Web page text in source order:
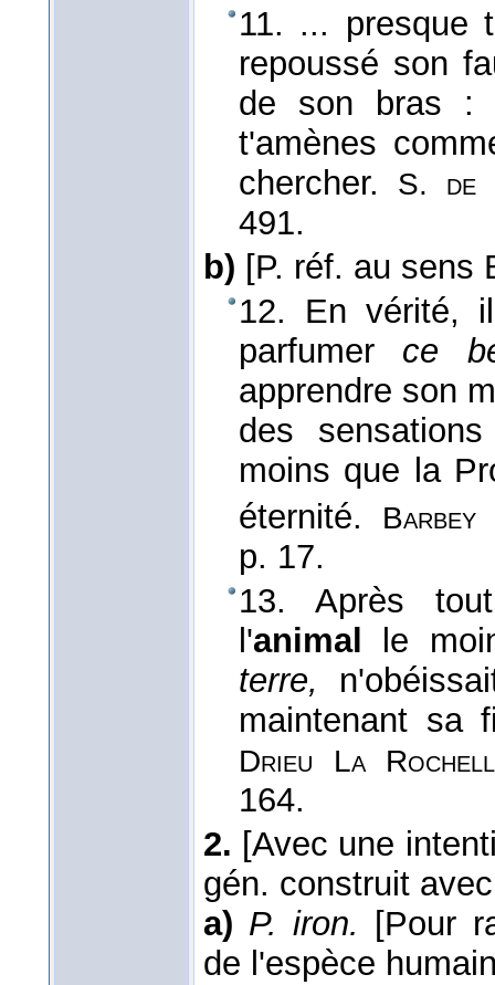
11. ... presque
repoussé son
de son bras
t'amènes
chercher. S. de
491.
b) [P. réf. au sens
12. En vérité,
parfumer ce
apprendre son
des
moins que la
éternité.
Barbey
p. 17.
13. Après
l'animal
le
terre,
maintenant sa
Drieu La
164.
2. [Avec une
gén. construit
a) P. iron.
[Pour
de l'espèce